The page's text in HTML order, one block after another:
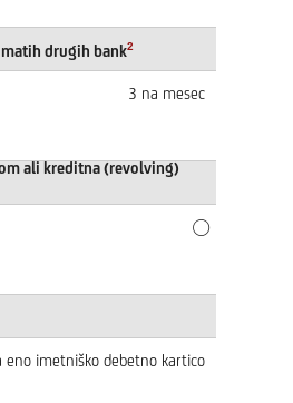
drugih bank2
3 na mesec
ali kreditna (revolving)
eno imetniško debetno kartico